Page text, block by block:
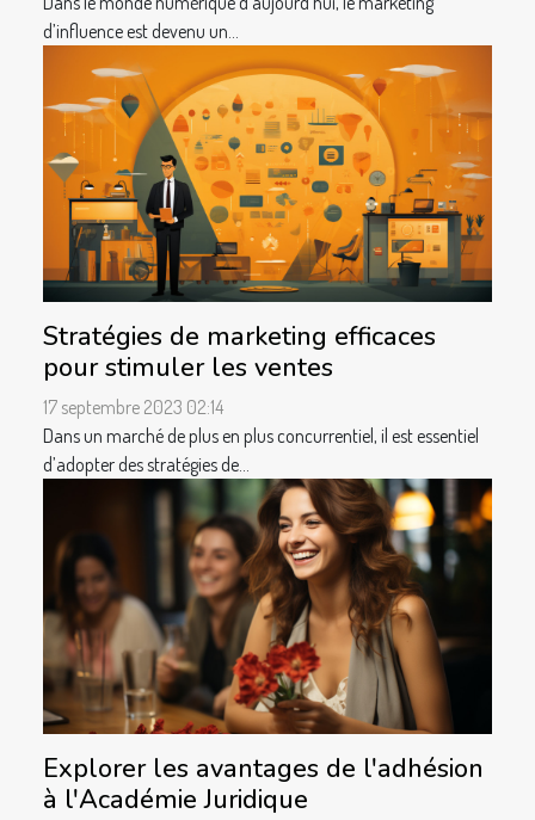
d’influence est devenu un...
Stratégies de marketing efficaces
pour stimuler les ventes
17 septembre 2023 02:14
Dans un marché de plus en plus concurrentiel, il est essentiel
d’adopter des stratégies de...
Explorer les avantages de l'adhésion
à l'Académie Juridique